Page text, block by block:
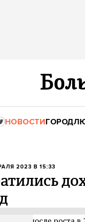
НОВОСТИГОРОД
2023 В 15:33